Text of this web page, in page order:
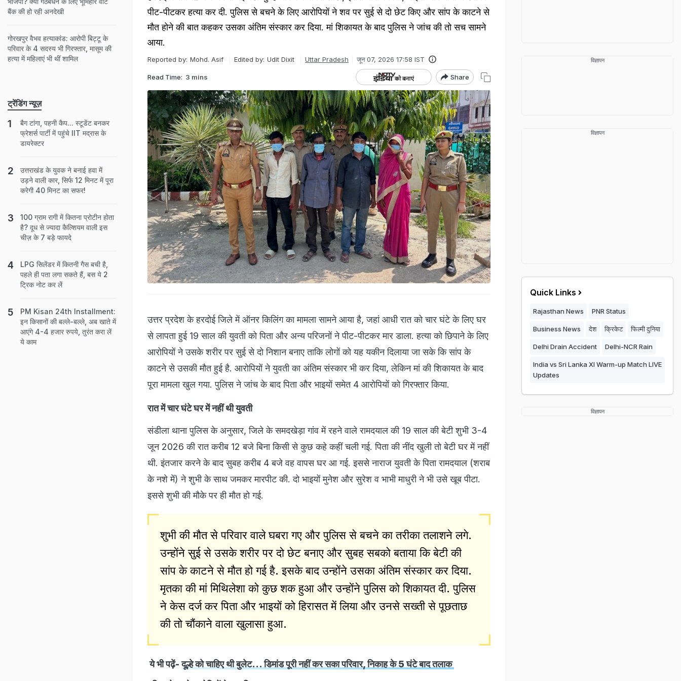
पीट-पीटकर हत्या कर दी. पुलिस से बचने के लिए आरोपियों ने शव पर सुई से दो छेट किए और सांप के काटने से
मौत होने की बात कहकर उसका अंतिम संस्कार कर दिया. मां शिकायत के बाद पुलिस ने जांच की तो सच सामने
आया.
Reported by: Mohd. Asif Edited by: Udit Dixit Uttar Pradesh जून 07, 2026 17:58 IST
Read Time: 3 mins Share
उत्तर प्रदेश के हरदोई जिले में ऑनर किलिंग का मामला सामने आया है, जहां आधी रात को चार घंटे के लिए घर
से लापता हुई 19 साल की युवती को पिता और अन्य परिजनों ने पीट-पीटकर मार डाला. हत्या को छिपाने के लिए
आरोपियों ने उसके शरीर पर सुई से दो निशान बनाए ताकि लोगों को यह यकीन दिलाया जा सके कि सांप के
काटने से उसकी मौत हुई है. आरोपियों ने युवती का अंतिम संस्कार भी कर दिया, लेकिन मां की शिकायत के बाद
पूरा मामला खुल गया. पुलिस ने जांच के बाद पिता और भाइयों समेत 4 आरोपियों को गिरफ्तार किया.
रात में चार घंटे घर में नहीं थी युवती
संडीला थाना पुलिस के अनुसार, जिले के समदखेड़ा गांव में रहने वाले रामदयाल की 19 साल की बेटी शुभी 3-4
जून 2026 की रात करीब 12 बजे बिना किसी से कुछ कहे कहीं चली गई. पिता की नींद खुली तो बेटी घर में नहीं
थी. इंतजार करने के बाद सुबह करीब 4 बजे वह वापस घर आ गई. इससे नाराज युवती के पिता रामदयाल (शराब
के नशे में) ने शुभी के साथ जमकर मारपीट की. दो भाइयों मुनेश और सुरेश व भाभी माधुरी ने भी उसे खूब पीटा.
इससे शुभी की मौके पर ही मौत हो गई.
शुभी की मौत से परिवार वाले घबरा गए और पुलिस से बचने का तरीका तलाशने लगे.
उन्होंने सुई से उसके शरीर पर दो छेट बनाए और सुबह सबको बताया कि बेटी की
सांप के काटने से मौत हो गई है. इसके बाद उन्होंने उसका अंतिम संस्कार कर दिया.
मृतका की मां मिथिलेशा को कुछ शक हुआ और उन्होंने पुलिस को शिकायत दी. पुलिस
ने केस दर्ज कर पिता और भाइयों को हिरासत में लिया और उनसे सख्ती से पूछताछ
की तो चौंकाने वाला खुलासा हुआ.
ये भी पढ़ें-दूल्हे को चाहिए थी बुलेट... डिमांड पूरी नहीं कर सका परिवार, निकाह के 5 घंटे बाद तलाक
बैंक की हो रही अनदेखी
गोरखपुर वैभव हत्याकांड: आरोपी बिट्टू के
पर‍िवार के 4 सदस्‍य भी ग‍िरफ्तार, मासूम की
हत्‍या में मह‍िलाएं भी थीं शाम‍िल
ट्रेंडिंग न्यूज़
बैग टांगा, पहनी कैप... स्टूडेंट बनकर
फ्रेशर्स पार्टी में पहुंचे IIT मद्रास के
डायरेक्टर
उत्तराखंड के युवक ने बनाई हवा में
उड़ने वाली कार, सिर्फ 12 मिनट में पूरा
करेगी 40 मिनट का सफर!
100 ग्राम रागी में कितना प्रोटीन होता
है? दूध से ज्यादा कैल्शियम वाली इस
चीज़ के 7 बड़े फायदे
LPG सिलेंडर में कितनी गैस बची है,
पहले ही पता लगा सकते हैं, बस ये 2
ट्रिक नोट कर लें
PM Kisan 24th Installment:
इन किसानों की बल्ले-बल्ले, अब खाते में
आएंगे 4-4 हजार रुपये, तुरंत करा लें
ये काम
विज्ञापन
विज्ञापन
Quick Links
Rajasthan News PNR Status
Business News देश क्रिकेट फिल्मी दुनिया
Delhi Drain Accident Delhi-NCR Rain
India vs Sri Lanka XI Warm-up Match LIVE
Updates
विज्ञापन